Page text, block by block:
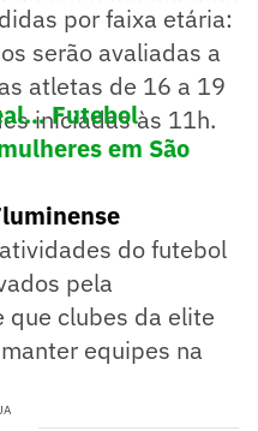
por faixa etária:
serão avaliadas a
atletas de 16 a 19
iniciadas às 11h.
Futebol
em São
do futebol
pela
que clubes da elite
equipes na